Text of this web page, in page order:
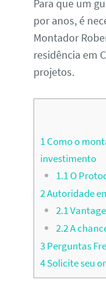
Para que um
por anos, é
Montador
residência em
projetos.
1Como o
investimento
1.1O
2Autoridade
2.1
2.2A
3Perguntas
4Solicite seu